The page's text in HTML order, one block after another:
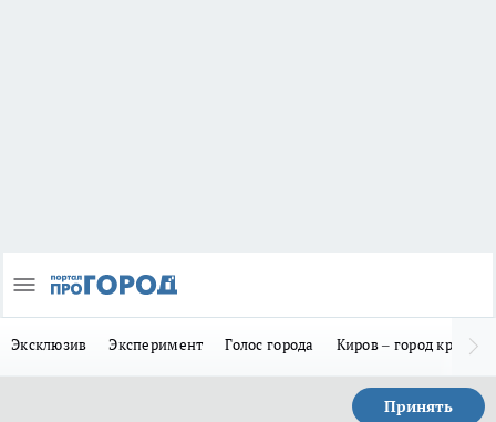
Эксклюзив Эксперимент Голос города Киров – город
Принять